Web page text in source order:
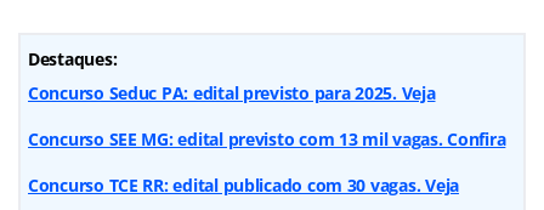
Destaques:
Concurso Seduc PA: edital previsto para 2025. Veja
Concurso SEE MG: edital previsto com 13 mil vagas. Confira
Concurso TCE RR: edital publicado com 30 vagas. Veja